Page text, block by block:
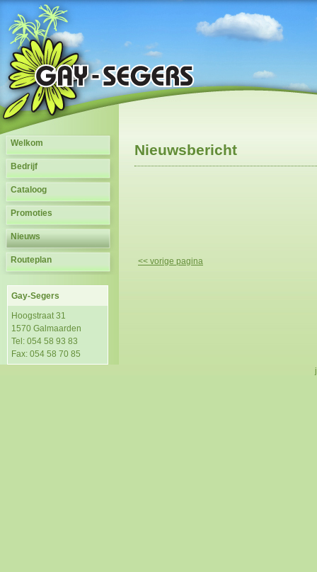
Nieuwsbericht
<< vorige pagina
Welkom
Bedrijf
Cataloog
Promoties
Nieuws
Routeplan
Gay-Segers
Hoogstraat 31
1570 Galmaarden
Tel: 054 58 93 83
Fax: 054 58 70 85